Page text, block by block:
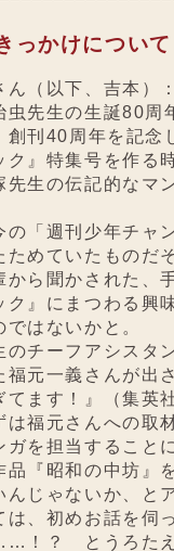
っかけについて
ん（以下、吉本）：
虫先生の生誕80周
創刊40周年を記念
ク』特集号を作る
先生の伝記的なマ
「週刊少年チャ
ためていたものだ
から聞かされた、
ク』にまつわる興
はないかと。
チーフアシスタ
福元一義さんが出
てます！』（集英
は福元さんへの取
を担当すること
品『昭和の中坊』
んじゃないか、と
、初めお話を伺
！？ とうろたえ